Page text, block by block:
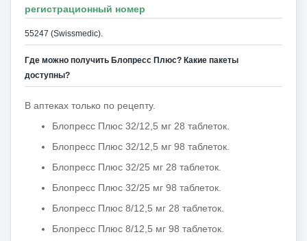
регистрационный номер
55247 (Swissmedic).
Где можно получить Блопресс Плюс? Какие пакеты
доступны?
В аптеках только по рецепту.
Блопресс Плюс 32/12,5 мг 28 таблеток
Блопресс Плюс 32/12,5 мг 98 таблеток
Блопресс Плюс 32/25 мг 28 таблеток.
Блопресс Плюс 32/25 мг 98 таблеток.
Блопресс Плюс 8/12,5 мг 28 таблеток.
Блопресс Плюс 8/12,5 мг 98 таблеток.